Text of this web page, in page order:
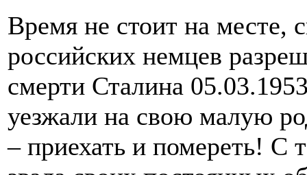
Время не стоит на месте,
российских немцев
смерти Сталина
уезжали на свою малую
– приехать и помереть! С